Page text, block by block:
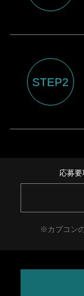
STEP2
応募要
※カプコン